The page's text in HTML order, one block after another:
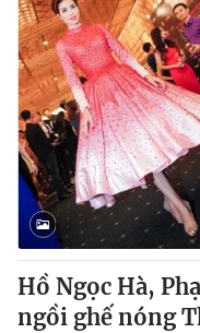
Hồ Ngọc Hà,
ngồi ghế nóng